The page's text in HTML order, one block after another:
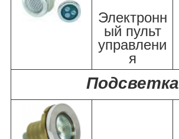
Электронн
ый пульт
управлени
я
Подсветка